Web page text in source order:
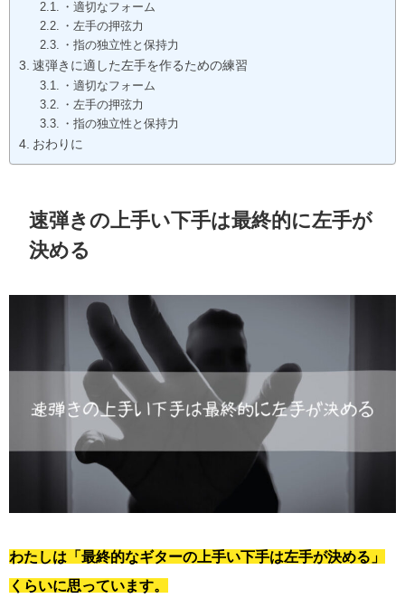
・適切なフォーム
・左手の押弦力
・指の独立性と保持力
速弾きに適した左手を作るための練習
・適切なフォーム
・左手の押弦力
・指の独立性と保持力
おわりに
速弾きの上手い下手は最終的に左手が
決める
わたしは「最終的なギターの上手い下手は左手が決める」
くらいに思っています。